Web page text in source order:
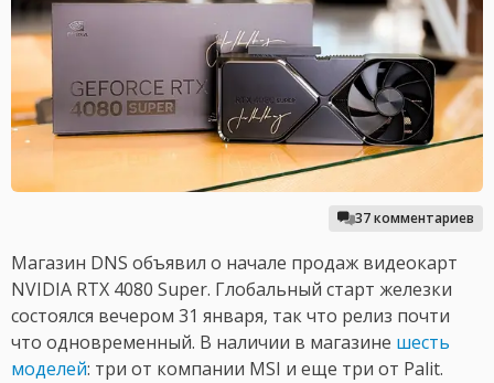
37 комментариев
Магазин DNS объявил о начале продаж видеокарт
NVIDIA RTX 4080 Super. Глобальный старт железки
состоялся вечером 31 января, так что релиз почти
что одновременный. В наличии в магазине шесть
моделей: три от компании MSI и еще три от Palit.